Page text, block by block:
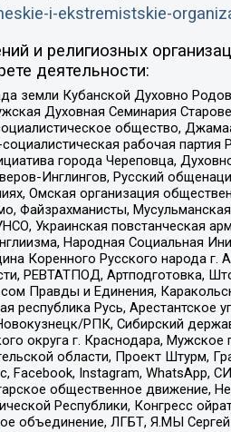
i-ekstremistskie-
и религиозных
деятельности:
земли Кубанской Духовно
Духовная Семинария
общество,
рабочая
города Череповца,
Инглингов, Русский
Омская организация
Файзрахманисты,
Украинская повстанческая
Народная Социальная
Коренного Русского народа
РЕВТАТПОД, Артподготовка,
Правды и Единения,
республика Русь,
РПК, Сибирский
округа г. Краснодара,
области, Проект Штурм,
Facebook, Instagram, WhatsApp,
общественное
Республики, Конгресс
объединение, ЛГБТ, Я.МЫ